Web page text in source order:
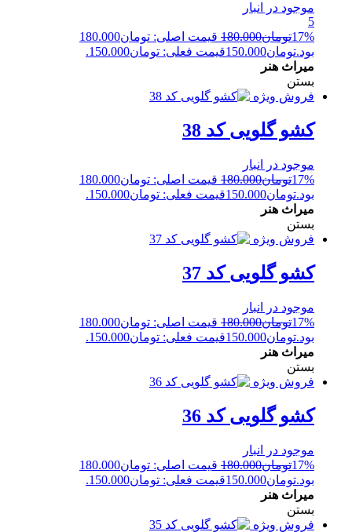
موجود در انبار
5
17%تومان180.000
قیمت اصلی: تومان180.000
بود.تومان150.000قیمت فعلی: تومان150.000.
میراث هنر
بستن
فروش ویژه
کشو گلویی کد 38
موجود در انبار
17%تومان180.000
قیمت اصلی: تومان180.000
بود.تومان150.000قیمت فعلی: تومان150.000.
میراث هنر
بستن
فروش ویژه
کشو گلویی کد 37
موجود در انبار
17%تومان180.000
قیمت اصلی: تومان180.000
بود.تومان150.000قیمت فعلی: تومان150.000.
میراث هنر
بستن
فروش ویژه
کشو گلویی کد 36
موجود در انبار
17%تومان180.000
قیمت اصلی: تومان180.000
بود.تومان150.000قیمت فعلی: تومان150.000.
میراث هنر
بستن
فروش ویژه